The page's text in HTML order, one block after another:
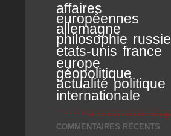
affaires
européennes
allemagne
philosophie russie
etats-unis france
europe
géopolitique
actualité politique
internationale
COMMENTAIRES RÉCENTS